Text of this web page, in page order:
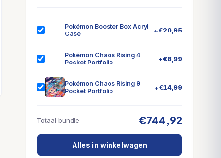
Pokémon Booster Box Acryl
Case
+€20,95
Pokémon Chaos Rising 4
Pocket Portfolio
+€8,99
Pokémon Chaos Rising 9
Pocket Portfolio
+€14,99
Totaal bundle €744,92
Alles in winkelwagen